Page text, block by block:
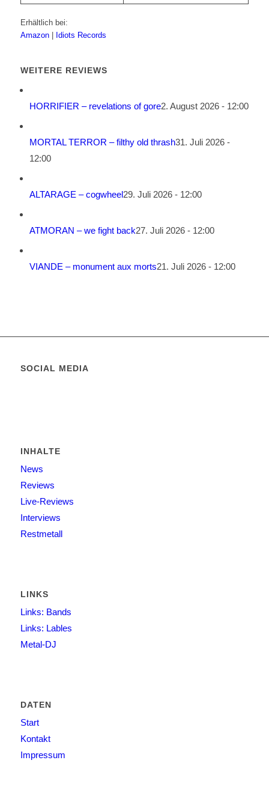
Erhältlich bei:
Amazon
Idiots Records
WEITERE REVIEWS
HORRIFIER – revelations of gore2. August 2026 - 12:00
MORTAL TERROR – filthy old thrash31. Juli 2026 -
12:00
ALTARAGE – cogwheel29. Juli 2026 - 12:00
ATMORAN – we fight back27. Juli 2026 - 12:00
VIANDE – monument aux morts21. Juli 2026 - 12:00
SOCIAL MEDIA
INHALTE
News
Reviews
Live-Reviews
Interviews
Restmetall
LINKS
Links: Bands
Links: Lables
Metal-DJ
DATEN
Start
Kontakt
Impressum